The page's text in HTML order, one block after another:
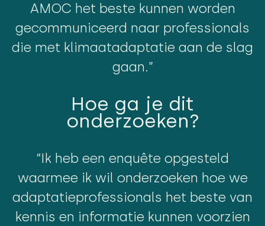
AMOC het beste kunnen worden
gecommuniceerd naar professionals
die met klimaatadaptatie aan de slag
gaan.”
Hoe ga je dit
onderzoeken?
“Ik heb een enquête opgesteld
waarmee ik wil onderzoeken hoe we
adaptatieprofessionals het beste van
kennis en informatie kunnen voorzien